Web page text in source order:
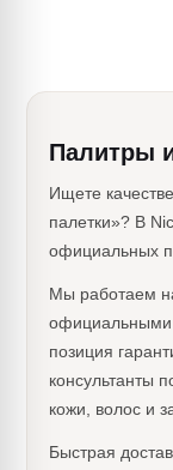
Палитры
Ищете
палетки»? В
официальных
Мы работаем
официальными
позиция
консультанты
кожи, волос и
Быстрая